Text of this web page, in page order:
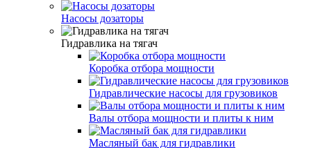
Насосы дозаторы
Гидравлика на тягач
Коробка отбора мощности
Гидравлические насосы для грузовиков
Валы отбора мощности и плиты к ним
Масляный бак для гидравлики